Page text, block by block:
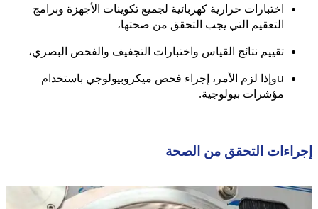
اختبارات حرارية كهربائية لجميع تكوينات الأجهزة وبرامج
التعقيم التي يجب التحقق من صحتها،
تقييم نتائج القياس واختبارات التجفيف والفحص البصري،
uوإذا لزم الأمر، إجراء فحص ميكروبيولوجي باستخدام
مؤشرات بيولوجية.
إجراءات التحقق من الصحة